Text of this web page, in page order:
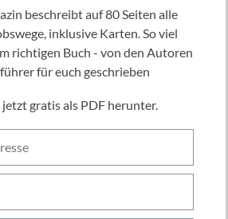
inklusive Karten. So viel
richtigen Buch - von den Autoren
für euch geschrieben
jetzt gratis als PDF herunter.